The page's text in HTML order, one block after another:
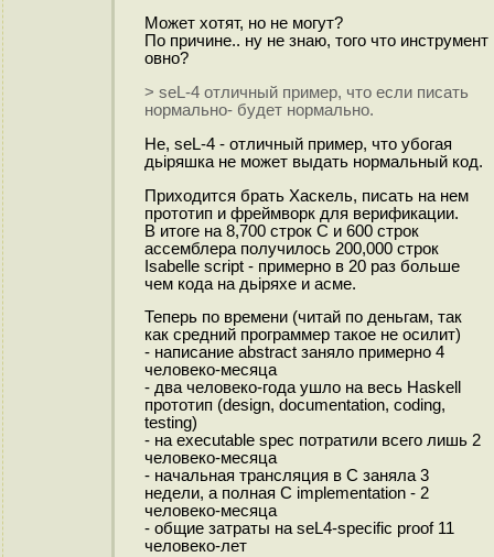
Может хотят, но не могут?
По причине.. ну не знаю, того что инструмент
овно?
> seL-4 отличный пример, что если писать
нормально- будет нормально.
Не, seL-4 - отличный пример, что убогая
дьipяшка не может выдать нормальный код.
Приходится брать Хаскель, писать на нем
прототип и фреймворк для верификации.
В итоге на 8,700 строк C и 600 строк
ассемблера получилось 200,000 строк
Isabelle script - примерно в 20 раз больше
чем кода на дьipяxe и асме.
Теперь по времени (читай по деньгам, так
как средний программер такое не осилит)
- написание abstract заняло примерно 4
человеко-месяца
- два человеко-года ушло на весь Haskell
прототип (design, documentation, coding,
testing)
- на executable spec потратили всего лишь 2
человеко-месяца
- начальная трансляция в С заняла 3
недели, а полная C implementation - 2
человеко-месяца
- общие затраты на seL4-specific proof 11
человеко-лет